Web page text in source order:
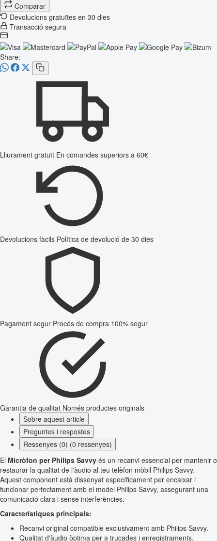
Comparar
Devolucions gratuïtes en 30 dies
Transacció segura
Share:
Lliurament gratuït En comandes superiors a 60€
Devolucions fàcils Política de devolució de 30 dies
Pagament segur Procés de compra 100% segur
Garantia de qualitat Només productes originals
Sobre aquest article
Preguntes i respostes
Ressenyes (0) (0 ressenyes)
El Micròfon per Philips Savvy és un recanvi essencial per mantenir o
restaurar la qualitat de l'àudio al teu telèfon mòbil Philips Savvy.
Aquest component està dissenyat específicament per encaixar i
funcionar perfectament amb el model Philips Savvy, assegurant una
comunicació clara i sense interferències.
Característiques principals:
Recanvi original compatible exclusivament amb Philips Savvy.
Qualitat d'àudio òptima per a trucades i enregistraments.